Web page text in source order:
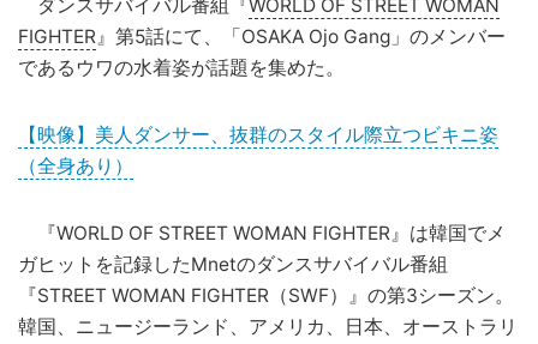
ダンスサバイバル番組『WORLD OF STREET WOMAN
FIGHTER 』第5話にて、「OSAKA Ojo Gang」のメンバー
であるウワの水着姿が話題を集めた。
【映像】美人ダンサー、抜群のスタイル際立つビキニ姿
（全身あり）
『WORLD OF STREET WOMAN FIGHTER』は韓国でメ
ガヒットを記録したMnetのダンスサバイバル番組
『STREET WOMAN FIGHTER（SWF）』の第3シーズン。
韓国、ニュージーランド、アメリカ、日本、オーストラリ